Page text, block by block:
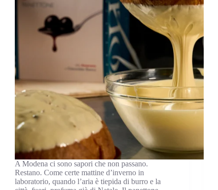
A Modena ci sono sapori che non passano.
Restano. Come certe mattine d’inverno in
laboratorio, quando l’aria è tiepida di burro e la